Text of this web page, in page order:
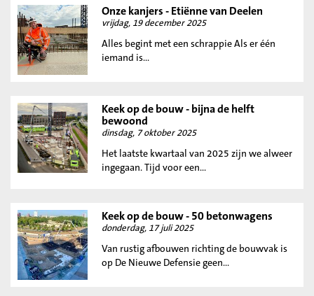
Onze kanjers - Etiënne van Deelen
vrijdag, 19 december 2025
Alles begint met een schrappie Als er één
iemand is...
Keek op de bouw - bijna de helft
bewoond
dinsdag, 7 oktober 2025
Het laatste kwartaal van 2025 zijn we alweer
ingegaan. Tijd voor een...
Keek op de bouw - 50 betonwagens
donderdag, 17 juli 2025
Van rustig afbouwen richting de bouwvak is
op De Nieuwe Defensie geen...